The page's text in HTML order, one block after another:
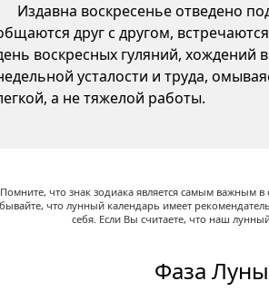
Издавна воскресенье отведено
друг с другом,
воскресных гуляний, хождений
усталости и труда,
а не тяжелой работы.
Помните, что знак зодиака является самым важным
что лунный календарь имеет
себя. Если Вы считаете, что наш
Фаза